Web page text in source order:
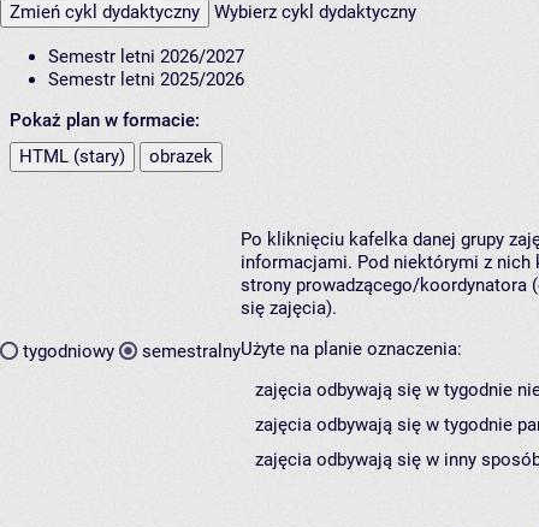
Zmień cykl dydaktyczny Wybierz cykl dydaktyczny
Semestr letni 2026/2027
Semestr letni 2025/2026
Pokaż plan w formacie:
HTML (stary)
obrazek
tygodniowy semestralny
Po kliknięciu kafelka danej grupy
informacjami. Pod niektórymi z nich
strony prowadzącego/koordynatora
się zajęcia).
Użyte na planie oznaczenia:
zajęcia odbywają się w tygodnie
zajęcia odbywają się w tygodnie
zajęcia odbywają się w inny